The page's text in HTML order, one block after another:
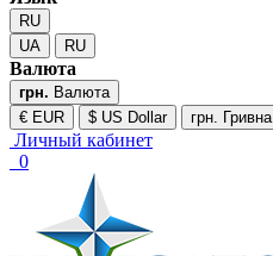
RU
UA
RU
Валюта
грн. Валюта
€ EUR
$ US Dollar грн. Гривна
Личный кабинет
0